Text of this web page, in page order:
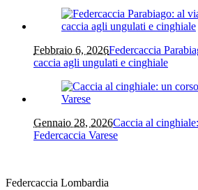
Febbraio 6, 2026Federcaccia
caccia agli ungulati e cinghiale
Gennaio 28, 2026Caccia al
Federcaccia Varese
Federcaccia Lombardia